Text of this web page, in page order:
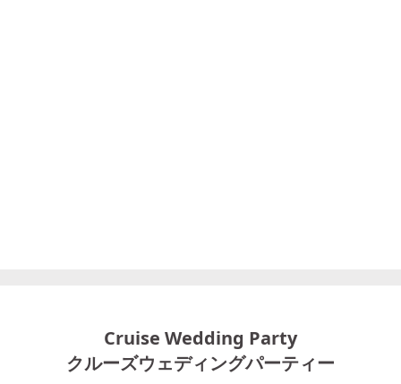
Cruise Wedding Party
クルーズウェディングパーティー